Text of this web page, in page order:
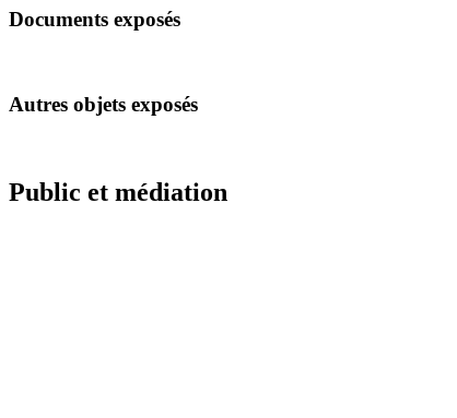
Documents exposés
Autres objets exposés
Public et médiation